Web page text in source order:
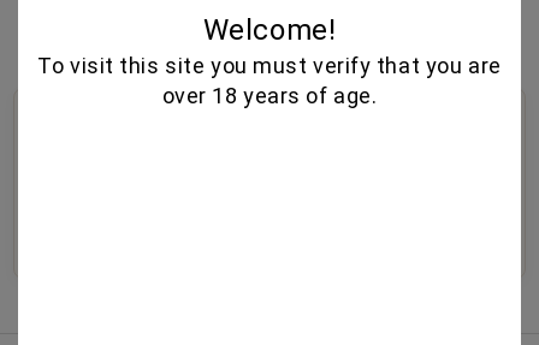
80GR - FILIMON GEUSEISWelcome!
To visit this site you must verify that you are
over 18 years of age.